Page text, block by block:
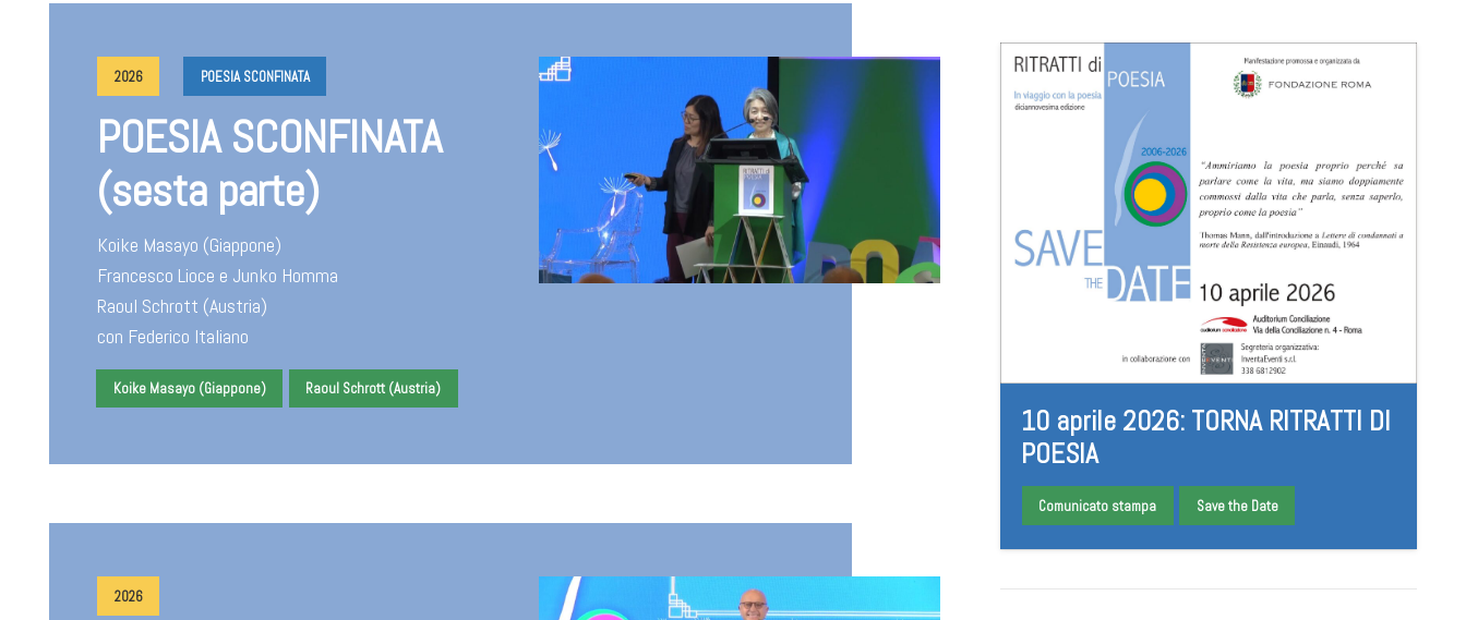
2026 POESIA SCONFINATA
POESIA SCONFINATA
(sesta parte)
Koike Masayo (Giappone)
Francesco Lioce e Junko Homma
Raoul Schrott (Austria)
con Federico Italiano
Koike Masayo (Giappone) Raoul Schrott (Austria)
2026
10 aprile 2026: TORNA RITRATTI DI
POESIA
Comunicato stampa Save the Date